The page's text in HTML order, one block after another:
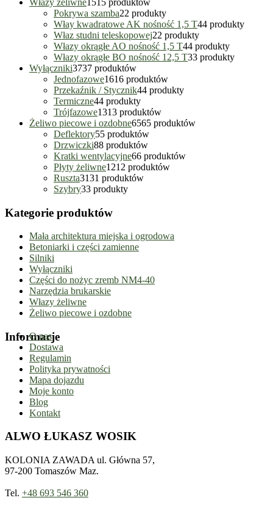
Pokrywa szamba22 produkty
Włay kwadratowe AK nośność 1,5 T44 produkty
Właz studni teleskopowej22 produkty
Włazy okrągłe AO nośność 1,5 T44 produkty
Włazy okrągłe BO nośność 12,5 T33 produkty
Wyłączniki3737 produktów
Jednofazowe1616 produktów
Przekaźnik / Stycznik44 produkty
Termiczne44 produkty
Trójfazowe1313 produktów
Żeliwo piecowe i ozdobne6565 produktów
Deflektory55 produktów
Drzwiczki88 produktów
Kratki wentylacyjne66 produktów
Płyty żeliwne1212 produktów
Ruszta3131 produktów
Szybry33 produkty
Kategorie produktów
Mała architektura miejska i ogrodowa
Betoniarki i części zamienne
Silniki
Wyłączniki
Części do nożyc zremb NM4-40
Narzędzia brukarskie
Włazy żeliwne
Żeliwo piecowe i ozdobne
Informacje
O nas
Dostawa
Regulamin
Polityka prywatności
Mapa dojazdu
Moje konto
Blog
Kontakt
ALWO ŁUKASZ WOSIK
KOLONIA ZAWADA ul. Główna 57,
97-200 Tomaszów Maz.
Tel. +48 693 546 360